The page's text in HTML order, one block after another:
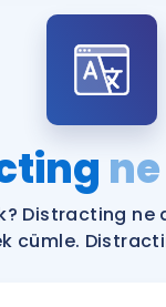
Distracting ne
cümle.